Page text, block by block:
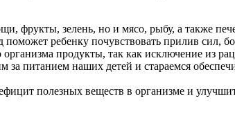
фрукты, зелень, но и мясо, рыбу, а также
ребенку почувствовать прилив сил,
продукты, так как исключение из
питанием наших детей и стараемся
полезных веществ в организме и